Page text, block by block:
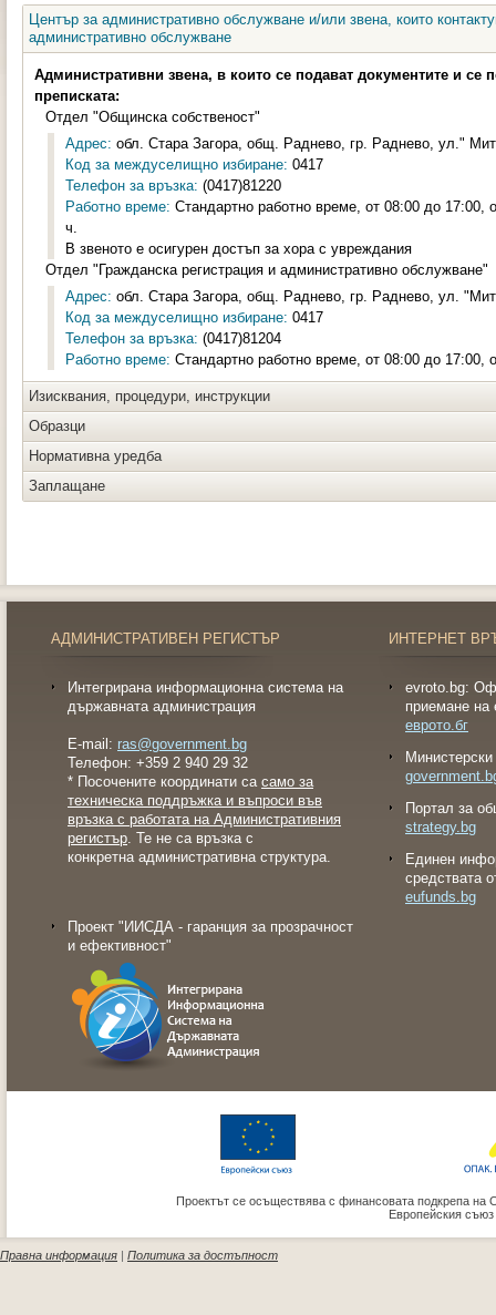
Център за административно обслужване и/или звена, които
административно обслужване
Административни звена, в които се подават документите и се
преписката:
Отдел "Общинска собственост"
Адрес: обл. Стара Загора, общ. Раднево, гр. Раднево, ул."
Код за междуселищно избиране: 0417
Телефон за връзка: (0417)81220
Работно време: Стандартно работно време, от 08:00 до 17:00,
ч.
В звеното е осигурен достъп за хора с увреждания
Отдел "Гражданска регистрация и административно обслужване"
Адрес: обл. Стара Загора, общ. Раднево, гр. Раднево, ул.
Код за междуселищно избиране: 0417
Телефон за връзка: (0417)81204
Работно време: Стандартно работно време, от 08:00 до 17:00,
Изисквания, процедури, инструкции
Образци
Нормативна уредба
Заплащане
АДМИНИСТРАТИВЕН РЕГИСТЪР
Интегрирана информационна система на
държавната администрация
E-mail: ras@government.bg
Телефон: +359 2 940 29 32
* Посочените координати са само за
техническа поддръжка и въпроси във
връзка с работата на Административния
регистър. Те не са връзка с
конкретна административна структура.
Проект "ИИСДА - гаранция за прозрачност
и ефективност"
ИНТЕРНЕТ
evroto.bg:
приемане на
еврото.бг
Портал за
strategy.bg
Eдинен
средствата
eufunds.bg
Проектът се осъществява с финансовата подкрепа на
Европейския
Правна информация | Политика за достъпност